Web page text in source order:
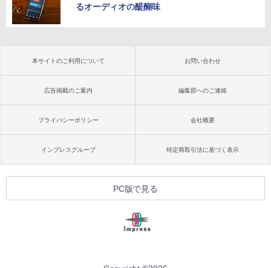
るオーディオの醍醐味
本サイトのご利用について お問い合わせ
広告掲載のご案内 編集部へのご連絡
プライバシーポリシー 会社概要
インプレスグループ 特定商取引法に基づく表示
PC版で見る